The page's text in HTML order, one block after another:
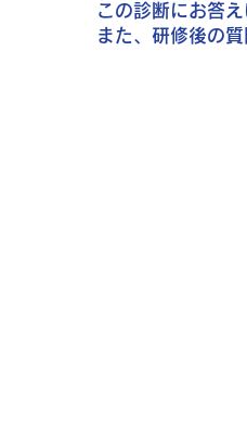
この診断にお答
また、研修後の